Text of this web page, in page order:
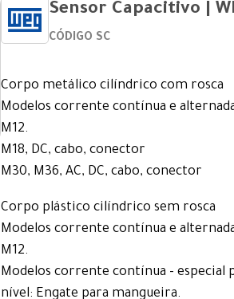
Sensor Capacitivo |
CÓDIGO SC
Corpo metálico cilíndrico com rosca
Modelos corrente contínua e
M12.
M18, DC, cabo, conector
M30, M36, AC, DC, cabo, conector
Corpo plástico cilíndrico sem rosca
Modelos corrente contínua e
M12.
Modelos corrente contínua - especial
nível: Engate para mangueira.